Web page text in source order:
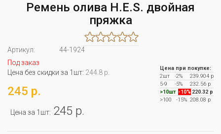
Ремень олива H.E.S. двойная
пряжка
Артикул:
44-1924
Под заказ
Цена без скидки за 1шт: 244.8 р.
245 р.
Цена за 1шт: 245 р.
Цена при покупке:
2шт
-2%
239.904 р
5-9
-5%
232.56 р
>10шт -10% 220.32 р
>100
-15% 208.08 р